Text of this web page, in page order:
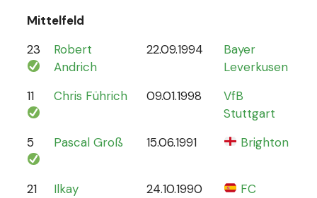
Mittelfeld
23
Robert
Andrich
22.09.1994
Bayer
Leverkusen
11 Chris Führich 09.01.1998
VfB
Stuttgart
5 Pascal Groß 15.06.1991 Brighton
21
Ilkay
24.10.1990
FC